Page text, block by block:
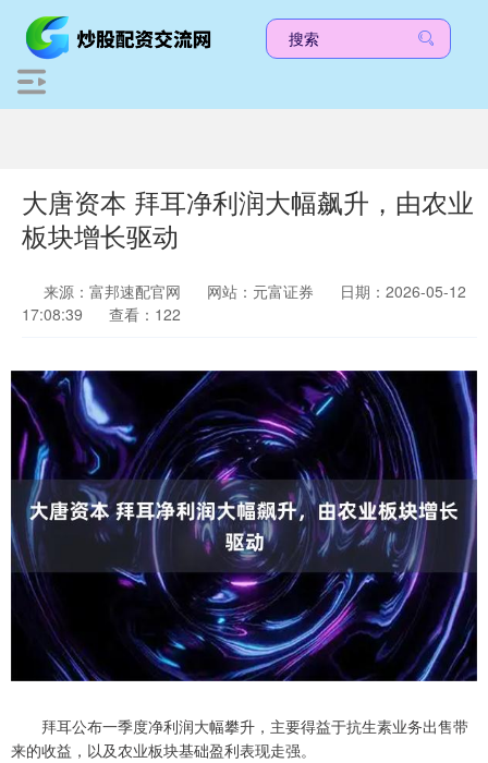
大唐资本 拜耳净利润大幅飙升，由农业
板块增长驱动
来源：富邦速配官网 网站：元富证券
日期：2026-05-12
17:08:39
查看：122
拜耳公布一季度净利润大幅攀升，主要得益于抗生素业务出售带
来的收益，以及农业板块基础盈利表现走强。